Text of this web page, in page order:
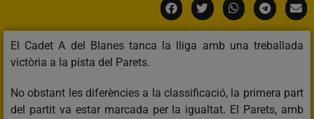
El Cadet A del Blanes tanca la lliga amb una treballada
victòria a la pista del Parets.
No obstant les diferències a la classificació, la primera part
del partit va estar marcada per la igualtat. El Parets, amb